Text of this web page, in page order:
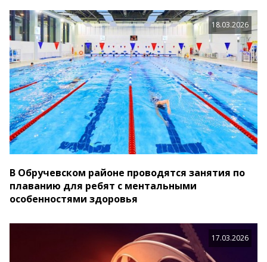
18.03.2026
В Обручевском районе проводятся занятия по
плаванию для ребят с ментальными
особенностями здоровья
17.03.2026